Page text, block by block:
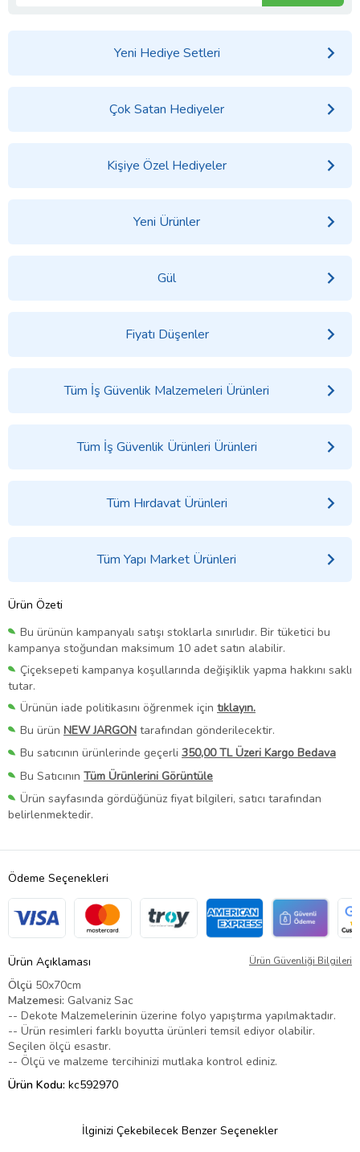
Yeni Hediye Setleri
Çok Satan Hediyeler
Kişiye Özel Hediyeler
Yeni Ürünler
Gül
Fiyatı Düşenler
Tüm İş Güvenlik Malzemeleri Ürünleri
Tüm İş Güvenlik Ürünleri Ürünleri
Tüm Hırdavat Ürünleri
Tüm Yapı Market Ürünleri
Ürün Özeti
Bu ürünün kampanyalı satışı stoklarla sınırlıdır. Bir tüketici bu
kampanya stoğundan maksimum 10 adet satın alabilir.
Çiçeksepeti kampanya koşullarında değişiklik yapma hakkını saklı
tutar.
Ürünün iade politikasını öğrenmek için tıklayın.
Bu ürün NEW JARGON tarafından gönderilecektir.
Bu satıcının ürünlerinde geçerli 350,00 TL Üzeri Kargo Bedava
Bu Satıcının Tüm Ürünlerini Görüntüle
Ürün sayfasında gördüğünüz fiyat bilgileri, satıcı tarafından
belirlenmektedir.
Ödeme Seçenekleri
Ürün Açıklaması Ürün Güvenliği Bilgileri
Ölçü 50x70cm
Malzemesi: Galvaniz Sac
-- Dekote Malzemelerinin üzerine folyo yapıştırma yapılmaktadır.
-- Ürün resimleri farklı boyutta ürünleri temsil ediyor olabilir.
Seçilen ölçü esastır.
-- Ölçü ve malzeme tercihinizi mutlaka kontrol ediniz.
Ürün Kodu: kc592970
İlginizi Çekebilecek Benzer Seçenekler